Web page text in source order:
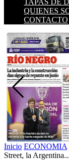
TAPAS DE
QUIENES
CONTACTO
Inicio ECONOMIA
Street, la Argentina...